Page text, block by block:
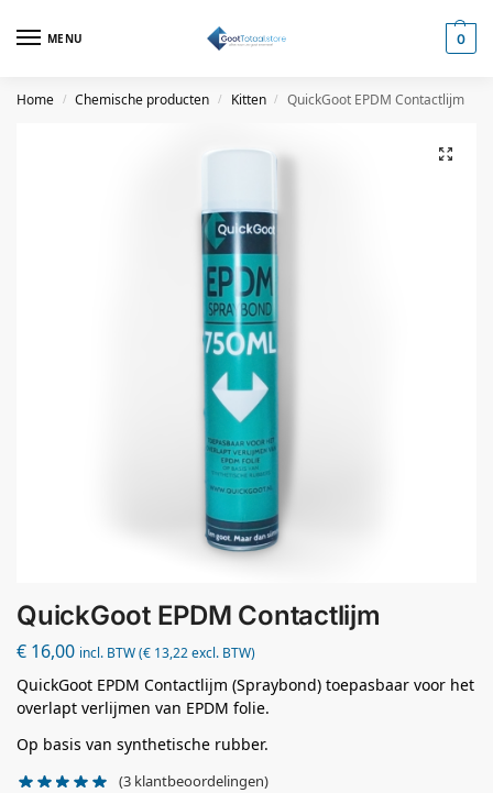
MENU 0
Home / Chemische producten / Kitten / QuickGoot EPDM Contactlijm
QuickGoot EPDM Contactlijm
€ 16,00 incl. BTW (€ 13,22excl. BTW)
QuickGoot EPDM Contactlijm (Spraybond) toepasbaar voor het
overlapt verlijmen van EPDM folie.
Op basis van synthetische rubber.
(3 klantbeoordelingen)